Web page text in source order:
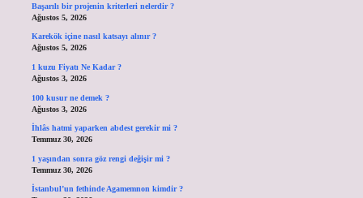
Başarılı bir projenin kriterleri nelerdir ?
Ağustos 5, 2026
Karekök içine nasıl katsayı alınır ?
Ağustos 5, 2026
1 kuzu Fiyatı Ne Kadar ?
Ağustos 3, 2026
100 kusur ne demek ?
Ağustos 3, 2026
İhlâs hatmi yaparken abdest gerekir mi ?
Temmuz 30, 2026
1 yaşından sonra göz rengi değişir mi ?
Temmuz 30, 2026
İstanbul’un fethinde Agamemnon kimdir ?